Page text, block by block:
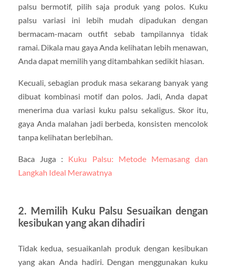
palsu bermotif, pilih saja produk yang polos. Kuku
palsu variasi ini lebih mudah dipadukan dengan
bermacam-macam outfit sebab tampilannya tidak
ramai. Dikala mau gaya Anda kelihatan lebih menawan,
Anda dapat memilih yang ditambahkan sedikit hiasan.
Kecuali, sebagian produk masa sekarang banyak yang
dibuat kombinasi motif dan polos. Jadi, Anda dapat
menerima dua variasi kuku palsu sekaligus. Skor itu,
gaya Anda malahan jadi berbeda, konsisten mencolok
tanpa kelihatan berlebihan.
Baca Juga : Kuku Palsu: Metode Memasang dan
Langkah Ideal Merawatnya
2. Memilih Kuku Palsu Sesuaikan dengan
kesibukan yang akan dihadiri
Tidak kedua, sesuaikanlah produk dengan kesibukan
yang akan Anda hadiri. Dengan menggunakan kuku